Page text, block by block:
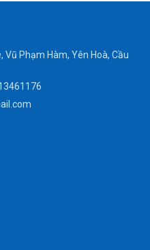
Vũ Phạm Hàm, Yên Hoà, Cầu